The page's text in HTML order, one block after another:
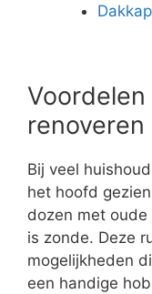
renoveren
Bij veel
het hoofd
dozen met
is zonde. Deze
mogelijkheden
een handige